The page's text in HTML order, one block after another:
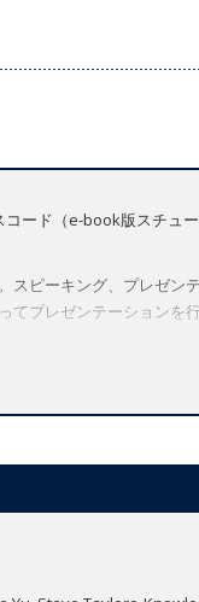
ード（e-book版スチュ
スピーキング、プレゼ
プレゼンテーションを